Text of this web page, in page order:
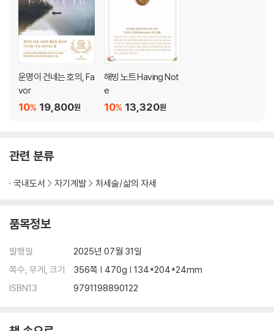
26. 행운이 찾아오다
27. 완벽한 휴가
28. 운의 법칙
- 행운의 사나이
30. 무의식은 알고 있다
31. ‘있음’을 입력하라
- Having으로 운명의 상대를 만나다
- 꿈이 클수록 기다림도 길다
- 시련을 기회로
36. 고정관념을 깨라
- 나이가 많아도
운명이 건네는 호의, Fa
vor
19,800원
10%
해빙 노트 Having Not
e
13,320원
10%
관련 분류
국내도서 자기계발 처세술/삶의 자세
품목정보
발행일
2025년 07월 31일
쪽수, 무게, 크기
356쪽 | 470g | 134*204*24mm
ISBN13
9791198890122